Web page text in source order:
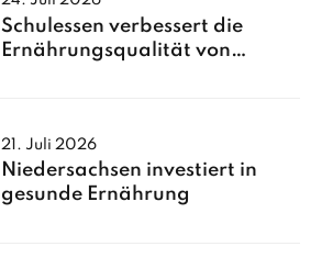
Schulessen verbessert die
Ernährungsqualität von
21. Juli 2026
Niedersachsen investiert in
gesunde Ernährung